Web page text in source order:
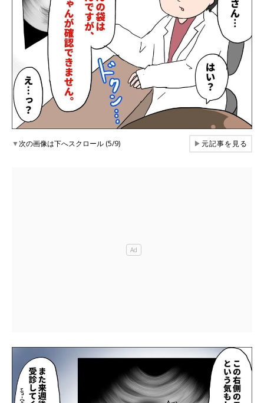
▼次の画像は下へスクロール (5/9) ▶元記事を見る